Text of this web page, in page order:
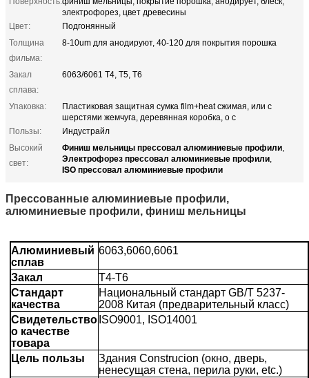
электрофорез, цвет древесины
Цвет:
Подгонянный
Толщина
фильма:
8-10um для анодируют, 40-120 для покрытия порошка
Закал
сплава:
6063/6061 T4, T5, T6
Упаковка:
Пластиковая защитная сумка film+heat сжимая, или с
шерстями жемчуга, деревянная коробка, о c
Пользы:
Индустрайл
Высокий
свет:
Финиш мельницы прессовал алюминиевые профили,
Электрофорез прессовал алюминиевые профили,
ISO прессовал алюминиевые профили
Прессованные алюминиевые профили,
алюминиевые профили, финиш мельницы
Алюминиевый
сплав
6063,6060,6061
Закал
T4-T6
Стандарт
качества
Национальный стандарт GB/T 5237-
2008 Китая (предварительный класс)
Свидетельство
о качестве
товара
ISO9001, ISO14001
Цель пользы
Здания Construcion (окно, дверь,
ненесущая стена, перила руки, etc.)